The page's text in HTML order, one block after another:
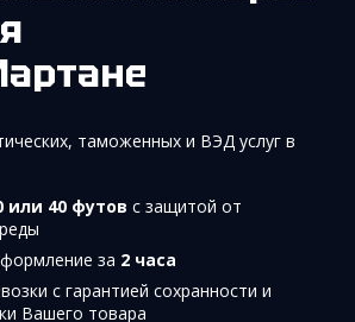
таможенных и ВЭД услуг в
или 40 футов с защитой от
за 2 часа
с гарантией сохранности и
Вашего товара